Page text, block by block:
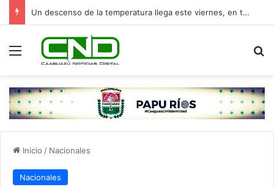
Un descenso de la temperatura llega este viernes, en torno a los 13°C
Menú
Inicio / Nacionales
Nacionales